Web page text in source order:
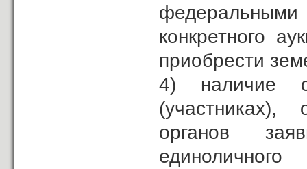
федеральными
конкретного
приобрести
4) наличие
(участниках),
органов